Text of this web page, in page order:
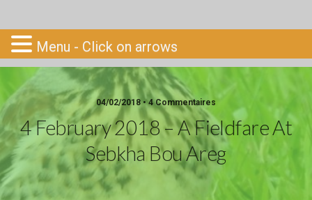
Go-South
04/02/2018 • 4 Commentaires
4 February 2018 – A Fieldfare At
Sebkha Bou Areg
Menu - Click on arrows